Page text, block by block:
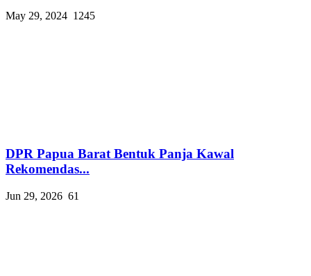
May 29, 2024 1245
DPR Papua Barat Bentuk Panja Kawal
Rekomendas...
Jun 29, 2026 61